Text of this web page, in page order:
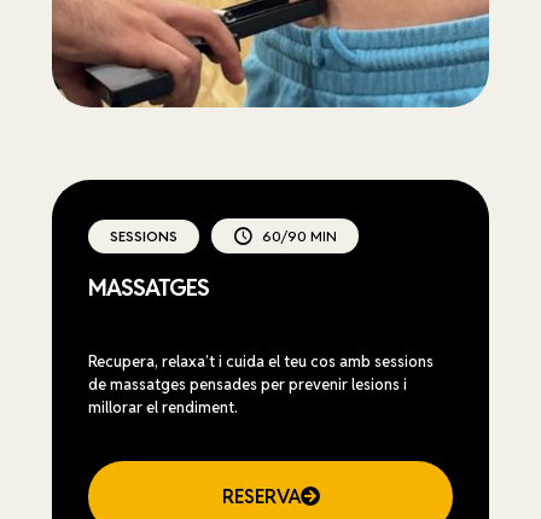
SESSIONS 60/90 MIN
MASSATGES
Recupera, relaxa’t i cuida el teu cos amb sessions
de massatges pensades per prevenir lesions i
millorar el rendiment.
RESERVA